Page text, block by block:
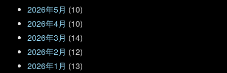
2026年5月 (10)
2026年4月 (10)
2026年3月 (14)
2026年2月 (12)
2026年1月 (13)